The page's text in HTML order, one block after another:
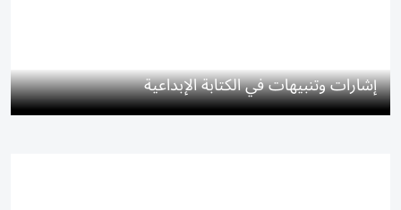
إشارات وتنبيهات في الكتابة الإبداعية